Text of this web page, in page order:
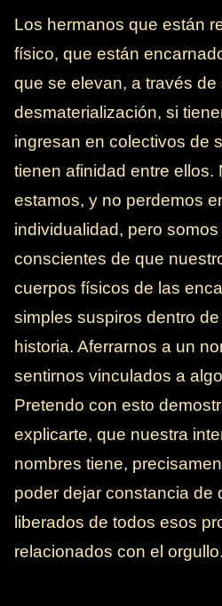
Los hermanos que están
físico, que están
que se elevan, a través de
desmaterialización, si
ingresan en colectivos de
tienen afinidad entre ellos.
estamos, y no perdemos
individualidad, pero
conscientes de que
cuerpos físicos de las
simples suspiros dentro
historia. Aferrarnos a un
sentirnos vinculados a
Pretendo con esto
explicarte, que nuestra
nombres tiene,
poder dejar constancia de
liberados de todos esos
relacionados con el orgullo.